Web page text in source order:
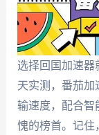
选择回国加速器
天实测，番茄加
输速度，配合智
愧的榜首。记住